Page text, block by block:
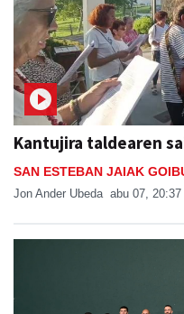
Kantujira taldearen
SAN ESTEBAN JAIAK
Jon Ander Ubeda abu 07, 20:37